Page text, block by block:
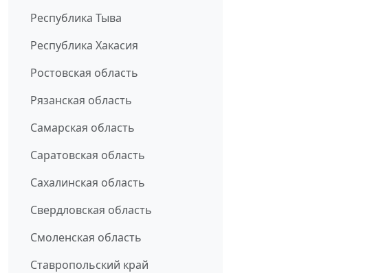
Республика Тыва
Республика Хакасия
Ростовская область
Рязанская область
Самарская область
Саратовская область
Сахалинская область
Свердловская область
Смоленская область
Ставропольский край